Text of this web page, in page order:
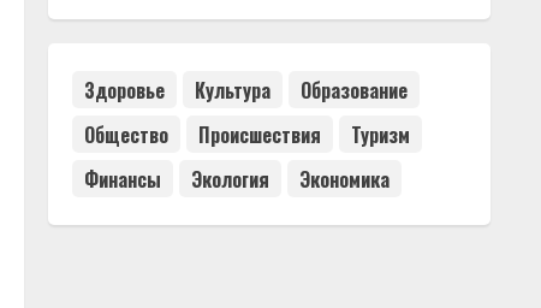
Здоровье Культура
Образование
Общество
Происшествия
Туризм
Финансы
Экология Экономика